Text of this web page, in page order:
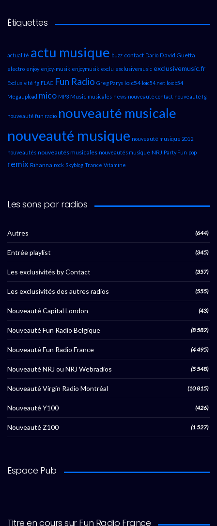
Étiquettes
actualité actu musique buzz contact Dario David Guetta
electro enjoy enjoy-musik enjoymusik exclu exclusivemusic exclusivemusic.fr
Exclusivité fg FLAC Fun Radio Greg Parys loic54 loic54.net loicb54
Megaupload mico MP3 Music musicales news nouveauté contact nouveauté fg
nouveauté fun radio nouveauté musicale
nouveauté musique nouveauté musique 2012
nouveautés nouveautés musicales nouveautés musique NRJ Party Fun pop
remix Rihanna rock Skyblog Trance Vitamine
Les sons par radios
Autres (644)
Entrée playlist (345)
Les exclusivités by Contact (357)
Les exclusivités des autres radios (555)
Nouveauté Capital London (43)
Nouveauté Fun Radio Belgique (8 582)
Nouveauté Fun Radio France (4 495)
Nouveauté NRJ ou NRJ Webradios (5 548)
Nouveauté Virgin Radio Montréal (10 815)
Nouveauté Y100 (426)
Nouveauté Z100 (1 527)
Espace Pub
Titre en cours sur Fun Radio France